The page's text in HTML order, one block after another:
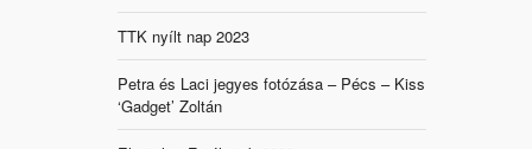
TTK nyílt nap 2023
Petra és Laci jegyes fotózása – Pécs – Kiss
‘Gadget’ Zoltán